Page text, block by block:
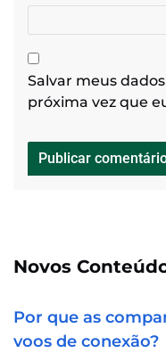
Salvar meus
próxima vez que
Novos
Por que as
voos de conexão?